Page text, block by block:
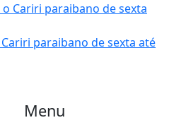
paraibano de sexta até
Menu